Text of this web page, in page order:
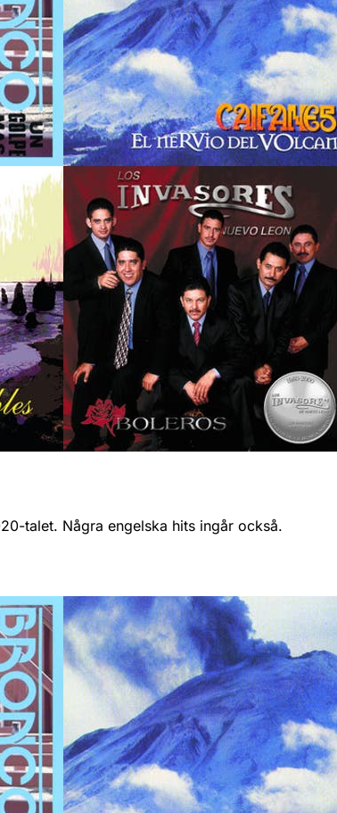
talet. Några engelska hits ingår också.